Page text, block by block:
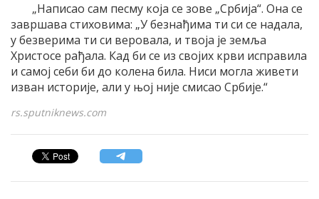
„Написао сам песму која се зове „Србија“. Она се
завршава стиховима: „У безнађима ти си се надала,
у безверима ти си веровала, и твоја је земља
Христосе рађала. Кад би се из својих крви исправила
и самој себи би до колена била. Ниси могла живети
изван историје, али у њој није смисао Србије.“
rs.sputniknews.com